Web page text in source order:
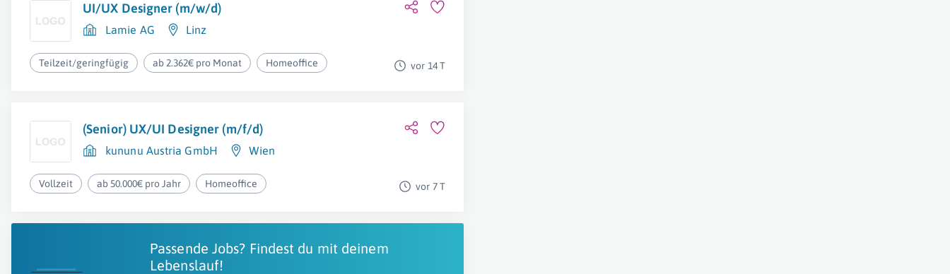
UI/UX Designer (m/w/d)
Lamie AG Linz
Teilzeit/geringfügig ab 2.362€ pro Monat Homeoffice vor 14 T
(Senior) UX/UI Designer (m/f/d)
kununu Austria GmbH Wien
Vollzeit ab 50.000€ pro Jahr Homeoffice vor 7 T
Passende Jobs? Findest du mit deinem
Lebenslauf!